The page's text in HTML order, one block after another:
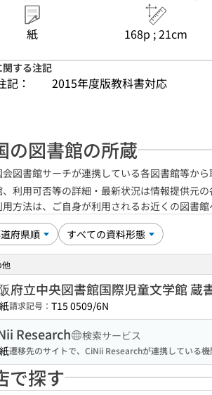
紙 168p ; 21cm
する注記
記： 2015年度版教科書対応
の図書館の所蔵
会図書館サーチが連携している各図書館等から
利用可否等の詳細・最新状況は情報提供元
方法は、ご自身が利用されるお近くの図書
他
府立中央図書館国際児童文学館 蔵
紙請求記号： T15 0509/6N
Research
検索サービス
紙遷移先のサイトで、CiNii Researchが連携している
で探す